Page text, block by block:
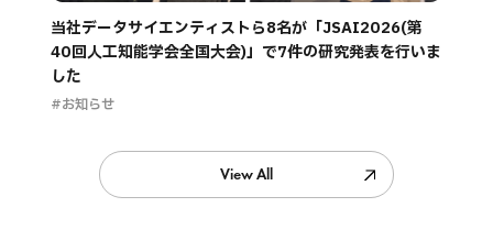
当社データサイエンティストら8名が「JSAI2026(第
40回人工知能学会全国大会)」で7件の研究発表を行いま
した
#お知らせ
View All